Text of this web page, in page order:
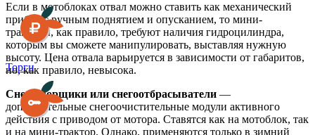
Если в мотоблоках отвал можно ставить как механический
прибор с ручным поднятием и опусканием, то мини-
тракторы, как правило, требуют наличия гидроцилиндра,
которым вы сможете манипулировать, выставляя нужную
высоту. Цена отвала варьируется в зависимости от габаритов,
но, как правило, невысока.
Снегоуборщики или снегоотбрасыватели —
дополнительные снегоочистительные модули активного
действия с приводом от мотора. Ставятся как на мотоблок, так
и на мини-трактор. Однако, применяются только в зимний
Торги